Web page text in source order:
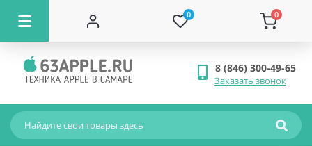
0 0
8 (846) 300-49-65
Заказать звонок